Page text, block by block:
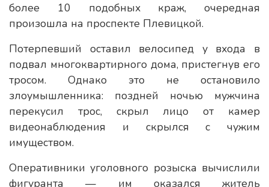
более 10 подобных краж, очередная
произошла на проспекте Плевицкой.
Потерпевший оставил велосипед у входа в
подвал многоквартирного дома, пристегнув его
тросом. Однако это не остановило
злоумышленника: поздней ночью мужчина
перекусил трос, скрыл лицо от камер
видеонаблюдения и скрылся с чужим
имуществом.
Оперативники уголовного розыска вычислили
фигуранта — им оказался житель